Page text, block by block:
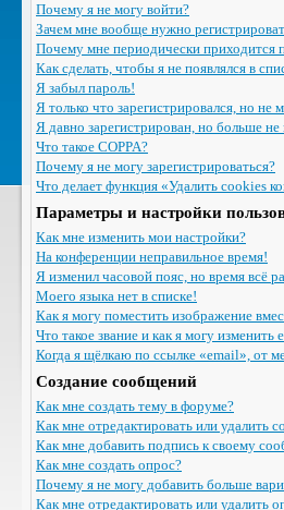
Почему я не могу войти?
Зачем мне вообще нужно
Почему мне периодически приходится
Как сделать, чтобы я не появлялся в
Я забыл пароль!
Я только что зарегистрировался, но не
Я давно зарегистрирован, но больше не
Что такое COPPA?
Почему я не могу зарегистрироваться?
Что делает функция «Удалить cookies
Параметры и настройки
Как мне изменить мои настройки?
На конференции неправильное время!
Я изменил часовой пояс, но время всё
Моего языка нет в списке!
Как я могу поместить изображение
Что такое звание и как я могу изменить
Когда я щёлкаю по ссылке «email», от
Создание сообщений
Как мне создать тему в форуме?
Как мне отредактировать или удалить
Как мне добавить подпись к своему
Как мне создать опрос?
Почему я не могу добавить больше
Как мне отредактировать или удалить